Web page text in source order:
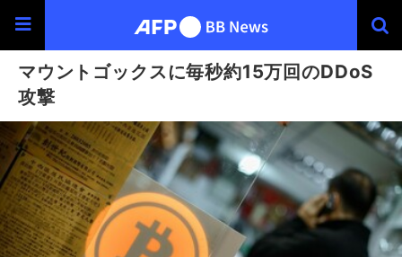
マウントゴックスに毎秒約15万回のDDoS
攻撃